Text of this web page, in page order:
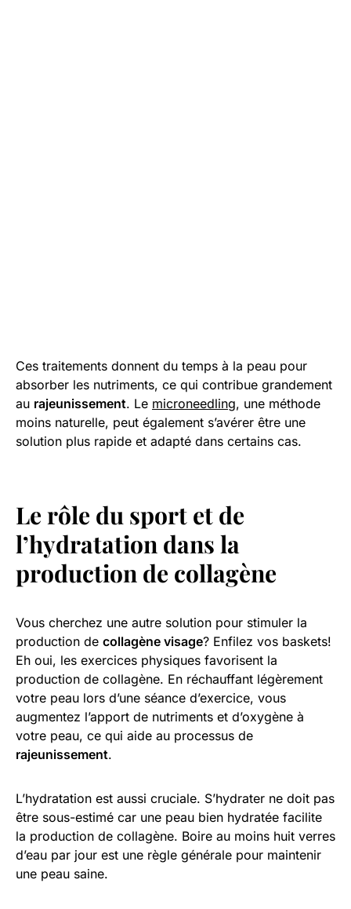
Ces traitements donnent du temps à la peau pour
absorber les nutriments, ce qui contribue grandement
au rajeunissement. Le microneedling, une méthode
moins naturelle, peut également s’avérer être une
solution plus rapide et adapté dans certains cas.
Le rôle du sport et de
l’hydratation dans la
production de collagène
Vous cherchez une autre solution pour stimuler la
production de collagène visage? Enfilez vos baskets!
Eh oui, les exercices physiques favorisent la
production de collagène. En réchauffant légèrement
votre peau lors d’une séance d’exercice, vous
augmentez l’apport de nutriments et d’oxygène à
votre peau, ce qui aide au processus de
rajeunissement.
L’hydratation est aussi cruciale. S’hydrater ne doit pas
être sous-estimé car une peau bien hydratée facilite
la production de collagène. Boire au moins huit verres
d’eau par jour est une règle générale pour maintenir
une peau saine.